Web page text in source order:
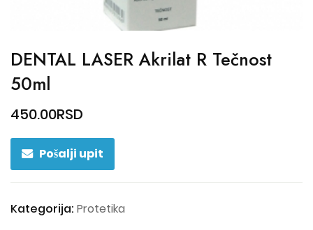
DENTAL LASER Akrilat R Tečnost
50ml
450.00RSD
Pošalji upit
Kategorija: Protetika